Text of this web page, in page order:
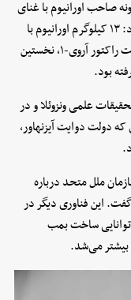
صاحب اورانیوم با غنای
بالا شد و چرا آن را به آمریکا تحویل داد؟» گزارش داد: ۱۳ کیلوگرم اورانیوم با
غنای بالایی که در اختیار ونزوئلا بود، به عنوان سوخت راکتور آروی-۱، نخستین
بود.
دهه ۱۹۶۰ در موسسه تحقیقات علمی ونزوئلا و در
دولت دوایت آیزنهاور،
عمومی سازمان ملل متحد درباره
این فناوری دیگر در
توانایی ساخت بمب
می‌شد.